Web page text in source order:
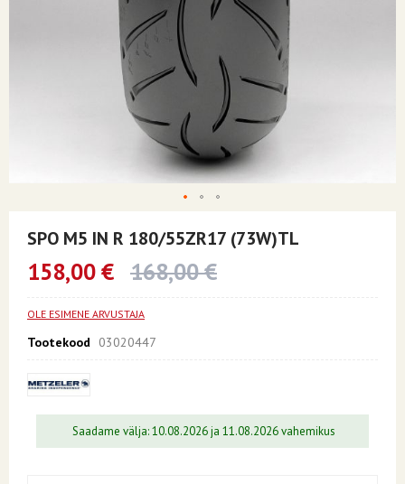
beginning
images
SPO M5 IN R 180/55ZR17 (73W)TL
158,00 € 168,00 €
OLE ESIMENE ARVUSTAJA
Tootekood 03020447
Saadame välja: 10.08.2026 ja 11.08.2026 vahemikus